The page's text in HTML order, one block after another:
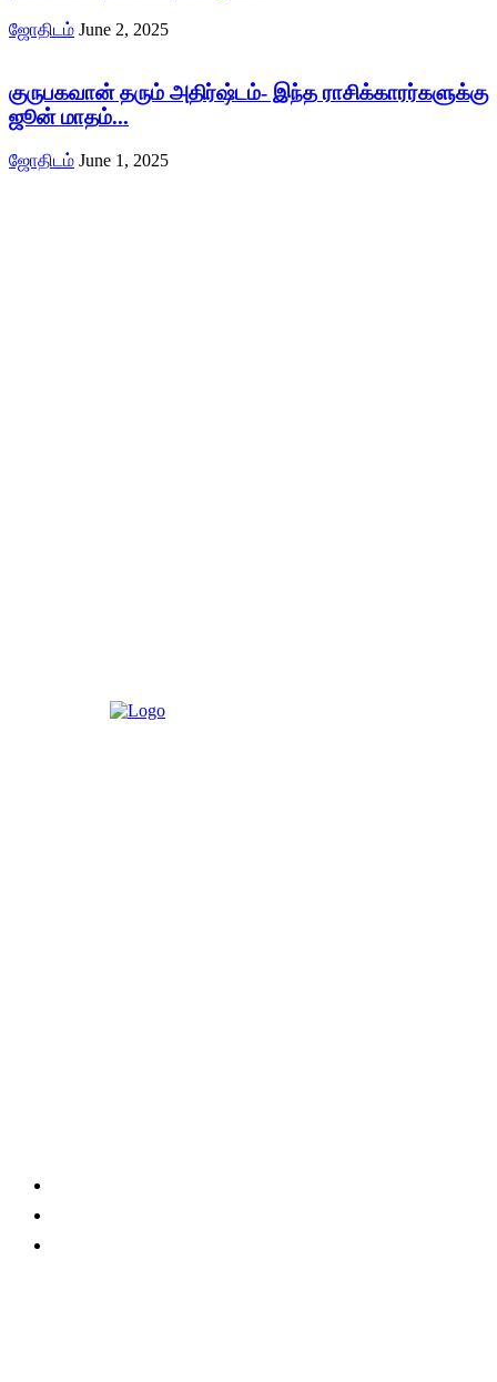
ஜோதிடம் June 2, 2025
குருபகவான் தரும் அதிர்ஷ்டம்- இந்த ராசிக்காரர்களுக்கு
ஜூன் மாதம்...
ஜோதிடம் June 1, 2025